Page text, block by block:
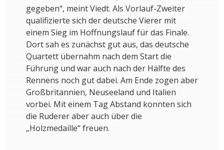
gegeben“, meint Viedt. Als Vorlauf-Zweiter
qualifizierte sich der deutsche Vierer mit
einem Sieg im Hoffnungslauf für das Finale.
Dort sah es zunächst gut aus, das deutsche
Quartett übernahm nach dem Start die
Führung und war auch nach der Hälfte des
Rennens noch gut dabei. Am Ende zogen aber
Großbritannien, Neuseeland und Italien
vorbei. Mit einem Tag Abstand konnten sich
die Ruderer aber auch über die
„Holzmedaille“ freuen.